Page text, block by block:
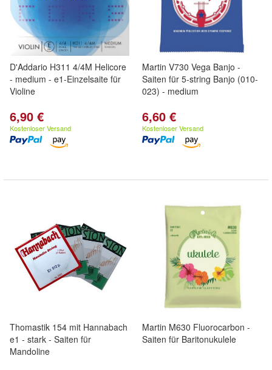
D'Addario H311 4/4M Helicore
- medium - e1-Einzelsaite für
Violine
6,90 €
Kostenloser Versand
Martin V730 Vega Banjo -
Saiten für 5-string Banjo (010-
023) - medium
6,60 €
Kostenloser Versand
Thomastik 154 mit Hannabach
e1 - stark - Saiten für
Mandoline
Martin M630 Fluorocarbon -
Saiten für Baritonukulele